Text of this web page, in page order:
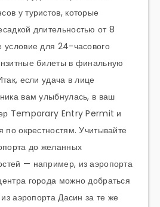
у туристов, которые
длительностью от 8
условие для 24-часового
билеты в финальную
если удача в лице
вам улыбнулась, в ваш
Temporary Entry Permit и
по окрестностям. Учитывайте
до желанных
— например, из аэропорта
города можно добраться
аэропорта Дасин за те же